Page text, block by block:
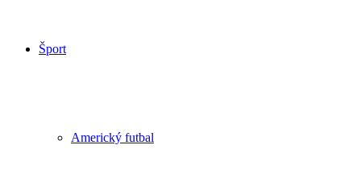
Šport
Americký futbal